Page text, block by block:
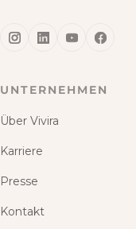
UNTERNEHMEN
Über Vivira
Karriere
Presse
Kontakt